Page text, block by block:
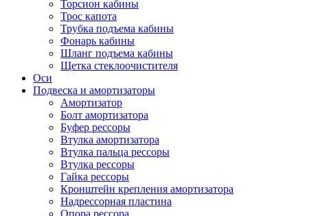
Торсион кабины
Трос капота
Трубка подъема кабины
Фонарь кабины
Шланг подъема кабины
Щетка стеклоочистителя
Оси
Подвеска и амортизаторы
Амортизатор
Болт амортизатора
Буфер рессоры
Втулка амортизатора
Втулка пальца рессоры
Втулка рессоры
Гайка рессоры
Кронштейн крепления амортизатора
Надрессорная пластина
Опора рессора